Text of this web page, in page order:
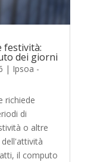
festività:
dei giorni
| Ipsoa -
richiede
di
o altre
il computo